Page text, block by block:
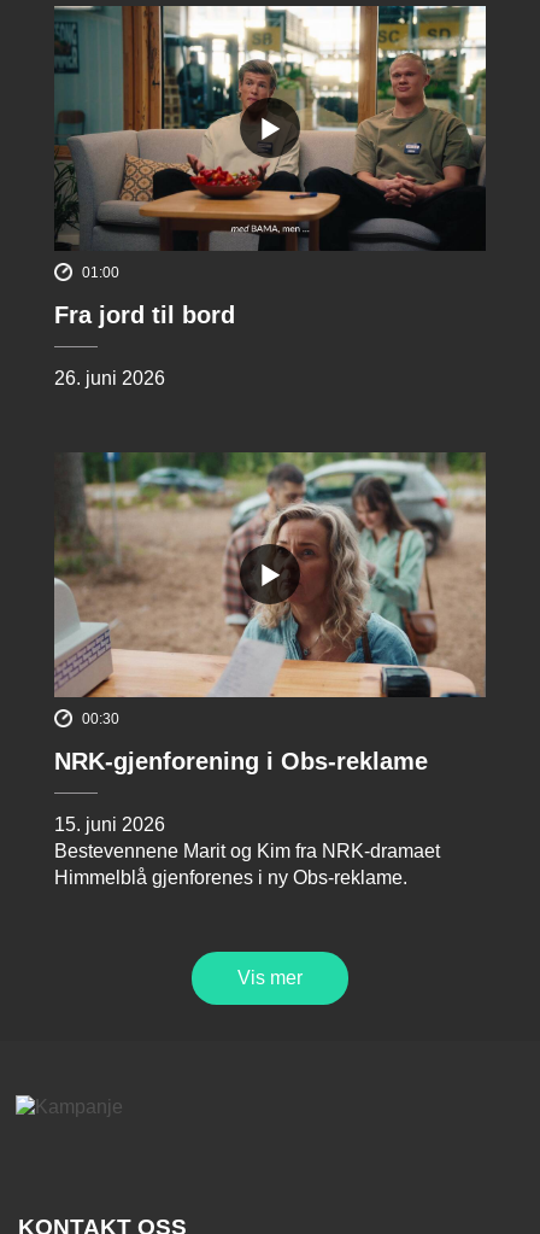
01:00
Fra jord til bord
26. juni 2026
00:30
NRK-gjenforening i Obs-reklame
15. juni 2026
Bestevennene Marit og Kim fra NRK-dramaet
Himmelblå gjenforenes i ny Obs-reklame.
Vis mer
KONTAKT OSS